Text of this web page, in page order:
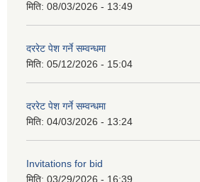
मिति: 08/03/2026 - 13:49
दररेट पेश गर्ने सम्वन्धमा
मिति: 05/12/2026 - 15:04
दररेट पेश गर्ने सम्वन्धमा
मिति: 04/03/2026 - 13:24
Invitations for bid
मिति: 03/29/2026 - 16:39